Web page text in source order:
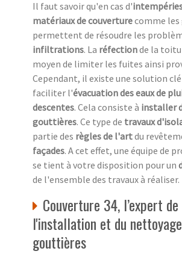
Il faut savoir qu'en cas d'
matériaux de couverturecomme
permettent de résoudre les
infiltrations. La réfectionde la
moyen de limiter les fuites ainsi
Cependant, il existe une solution
faciliter l'évacuation des eaux de
descentes. Cela consiste à installer
gouttières. Ce type de travaux
partie des règles de l'artdu
façades. A cet effet, une équipe de
se tient à votre disposition pour un
de l'ensemble des travaux à réaliser.
Couverture 34, l’expert de
l'installation et du
gouttières